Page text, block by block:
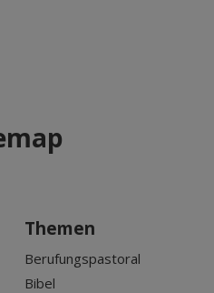
Themen
Berufungspastoral
Bibel